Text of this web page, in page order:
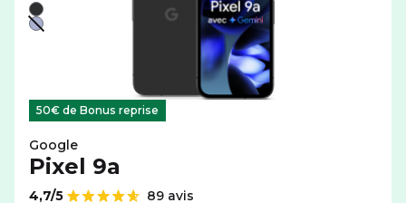
Liste de couleurs disponibles pour le GOOGLE Pixel 9a
Noir
Violet - indisponible
50€ de Bonus reprise
Google
Pixel 9a
4,7/5
89 avis